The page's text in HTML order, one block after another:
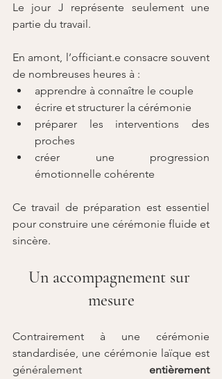
Le jour J représente seulement une
partie du travail.
En amont, l’officiant.e consacre souvent
de nombreuses heures à :
apprendre à connaître le couple
écrire et structurer la cérémonie
préparer les interventions des
proches
créer une progression
émotionnelle cohérente
Ce travail de préparation est essentiel
pour construire une cérémonie fluide et
sincère.
Un accompagnement sur
mesure
Contrairement à une cérémonie
standardisée, une cérémonie laïque est
généralement entièrement